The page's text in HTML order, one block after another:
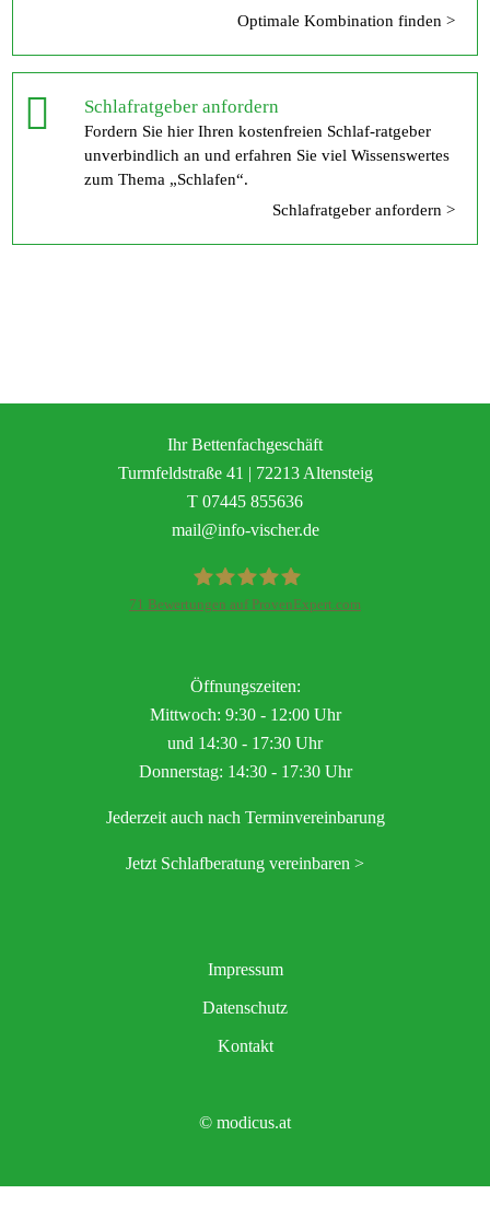
Optimale Kombination finden >
Schlafratgeber anfordern
Fordern Sie hier Ihren kostenfreien Schlaf-ratgeber
unverbindlich an und erfahren Sie viel Wissenswertes
zum Thema „Schlafen“.
Schlafratgeber anfordern >
Ihr Bettenfachgeschäft
Turmfeldstraße 41 | 72213 Altensteig
T 07445 855636
mail@info-vischer.de
71 Bewertungen auf ProvenExpert.com
Öffnungszeiten:
Mittwoch: 9:30 - 12:00 Uhr
und 14:30 - 17:30 Uhr
Donnerstag: 14:30 - 17:30 Uhr
Jederzeit auch nach Terminvereinbarung
Jetzt Schlafberatung vereinbaren >
Impressum
Datenschutz
Kontakt
© modicus.at